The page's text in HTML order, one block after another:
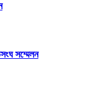
সম্মেলন